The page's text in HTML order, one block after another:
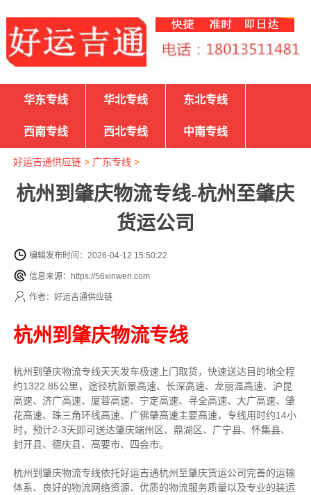
华东专线 华北专线 东北专线
西南专线 西北专线 中南专线
好运吉通供应链> 广东专线 >
杭州到肇庆物流专线-杭州至肇庆
货运公司
编辑发布时间：2026-04-12 15:50:22
信息来源：https://56xinwen.com
作者：好运吉通供应链
杭州到肇庆物流专线
杭州到肇庆物流专线天天发车极速上门取货，快速送达目的地全程
约1322.85公里，途径杭新景高速、长深高速、龙丽温高速、沪昆
高速、济广高速、厦蓉高速、宁定高速、寻全高速、大广高速、肇
花高速、珠三角环线高速、广佛肇高速主要高速，专线用时约14小
时，预计2-3天即可送达肇庆端州区、鼎湖区、广宁县、怀集县、
封开县、德庆县、高要市、四会市。
杭州到肇庆物流专线依托好运吉通杭州至肇庆货运公司完善的运输
体系、良好的物流网络资源、优质的物流服务质量以及专业的装运